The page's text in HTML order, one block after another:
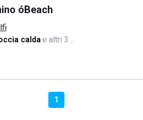
óBeach
calda·e altri 3…
1